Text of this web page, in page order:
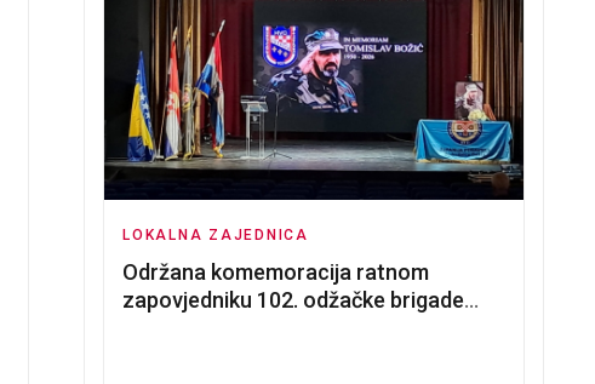
LOKALNA ZAJEDNICA
Održana komemoracija ratnom
zapovjedniku 102. odžačke brigade